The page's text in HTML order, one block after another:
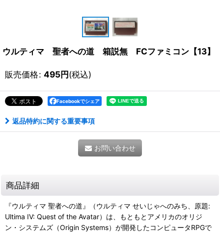
ウルティマ 聖者への道 箱説無 FCファミコン【13】
販売価格: 495円(税込)
Facebookでシェア
返品特約に関する重要事項
お問い合わせ
商品詳細
『ウルティマ 聖者への道』（ウルティマ せいじゃへのみち、原題:
Ultima IV: Quest of the Avatar）は、もともとアメリカのオリジ
ン・システムズ（Origin Systems）が開発したコンピュータRPGで